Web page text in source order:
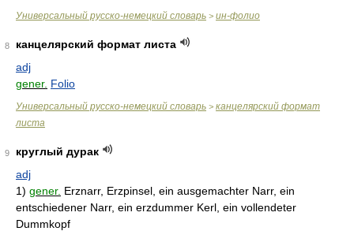
Универсальный русско-немецкий словарь > ин-фолио
8
канцелярский формат листа
adj
gener. Folio
Универсальный русско-немецкий словарь > канцелярский формат
листа
9
круглый дурак
adj
1) gener. Erznarr, Erzpinsel, ein ausgemachter Narr, ein
entschiedener Narr, ein erzdummer Kerl, ein vollendeter
Dummkopf